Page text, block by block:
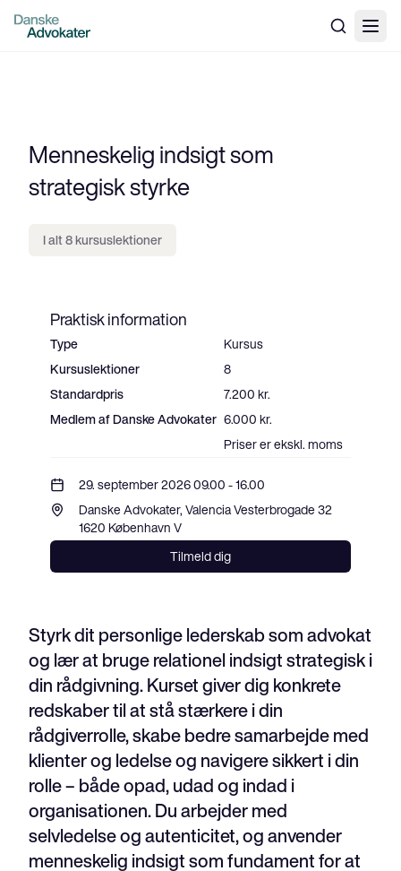
Menneskelig indsigt som
strategisk styrke
I alt 8 kursuslektioner
Praktisk information
Type
Kursus
Kursuslektioner
8
Standardpris
7.200 kr.
Medlem af Danske Advokater 6.000 kr.
Priser er ekskl. moms
29. september 2026 09.00 - 16.00
Danske Advokater, Valencia Vesterbrogade 32
1620 København V
Tilmeld dig
Styrk dit personlige lederskab som advokat
og lær at bruge relationel indsigt strategisk i
din rådgivning. Kurset giver dig konkrete
redskaber til at stå stærkere i din
rådgiverrolle, skabe bedre samarbejde med
klienter og ledelse og navigere sikkert i din
rolle – både opad, udad og indad i
organisationen. Du arbejder med
selvledelse og autenticitet, og anvender
menneskelig indsigt som fundament for at